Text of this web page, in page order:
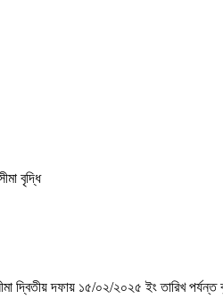
দ্বিতীয় দফায় ১৫/০২/২০২৫ ইং তারিখ